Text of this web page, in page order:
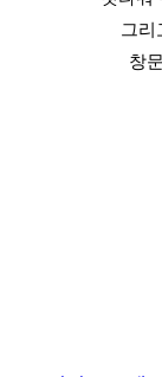
그리
창